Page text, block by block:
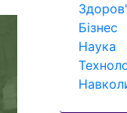
Бізнес
Наука